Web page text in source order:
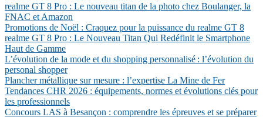
realme GT 8 Pro : Le nouveau titan de la photo chez Boulanger, la
FNAC et Amazon
Promotions de Noël : Craquez pour la puissance du realme GT 8
realme GT 8 Pro : Le Nouveau Titan Qui Redéfinit le Smartphone
Haut de Gamme
L’évolution de la mode et du shopping personnalisé : l’évolution du
personal shopper
Plancher métallique sur mesure : l’expertise La Mine de Fer
Tendances CHR 2026 : équipements, normes et évolutions clés pour
les professionnels
Concours LAS à Besançon : comprendre les épreuves et se préparer